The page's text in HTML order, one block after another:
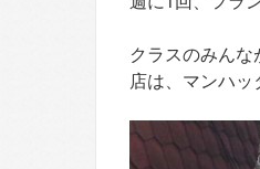
クラスのみん
店は、マンハッ